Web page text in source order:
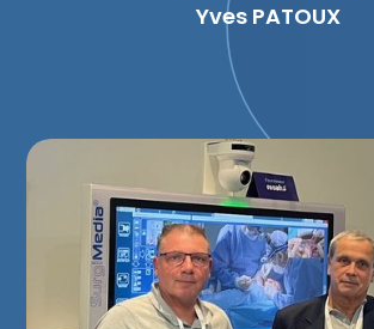
Yves PATOUX